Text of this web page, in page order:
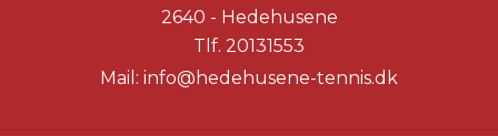
2640 - Hedehusene
Tlf. 20131553
Mail: info@hedehusene-tennis.dk